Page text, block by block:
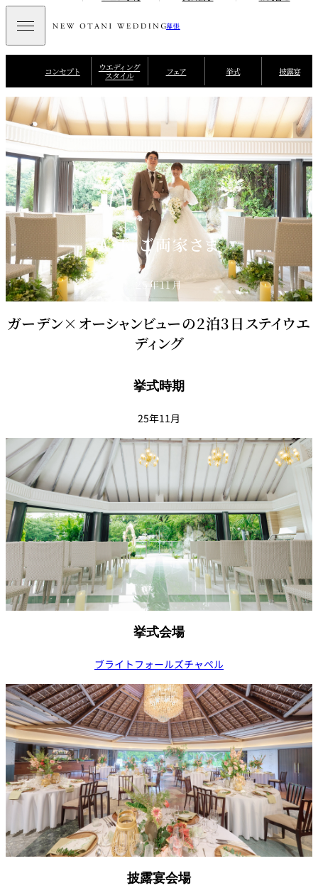
幕張
コンセプト ウエディング
スタイル フェア 挙式 披露宴
A・K ご両家さま
25年11月
ガーデン×オーシャンビューの2泊3日ステイウエ
ディング
挙式時期
25年11月
挙式会場
ブライトフォールズチャペル
披露宴会場